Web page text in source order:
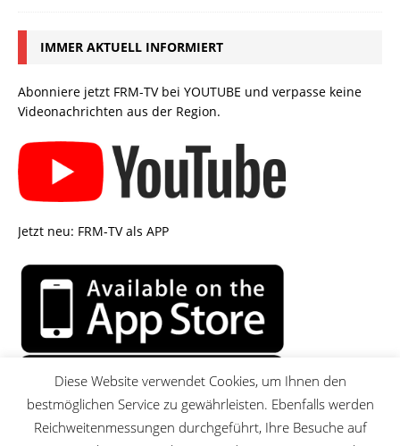
IMMER AKTUELL INFORMIERT
Abonniere jetzt FRM-TV bei YOUTUBE und verpasse keine
Videonachrichten aus der Region.
Jetzt neu: FRM-TV als APP
Diese Website verwendet Cookies, um Ihnen den
bestmöglichen Service zu gewährleisten. Ebenfalls werden
Reichweitenmessungen durchgeführt, Ihre Besuche auf